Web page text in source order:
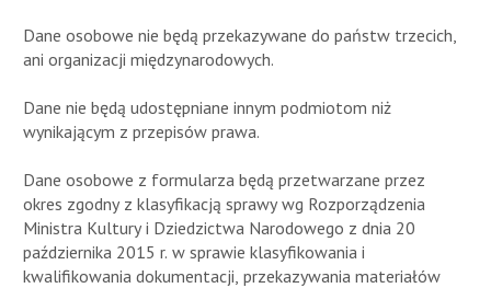
Dane osobowe nie będą przekazywane do państw trzecich,
ani organizacji międzynarodowych.
Dane nie będą udostępniane innym podmiotom niż
wynikającym z przepisów prawa.
Dane osobowe z formularza będą przetwarzane przez
okres zgodny z klasyfikacją sprawy wg Rozporządzenia
Ministra Kultury i Dziedzictwa Narodowego z dnia 20
października 2015 r. w sprawie klasyfikowania i
kwalifikowania dokumentacji, przekazywania materiałów